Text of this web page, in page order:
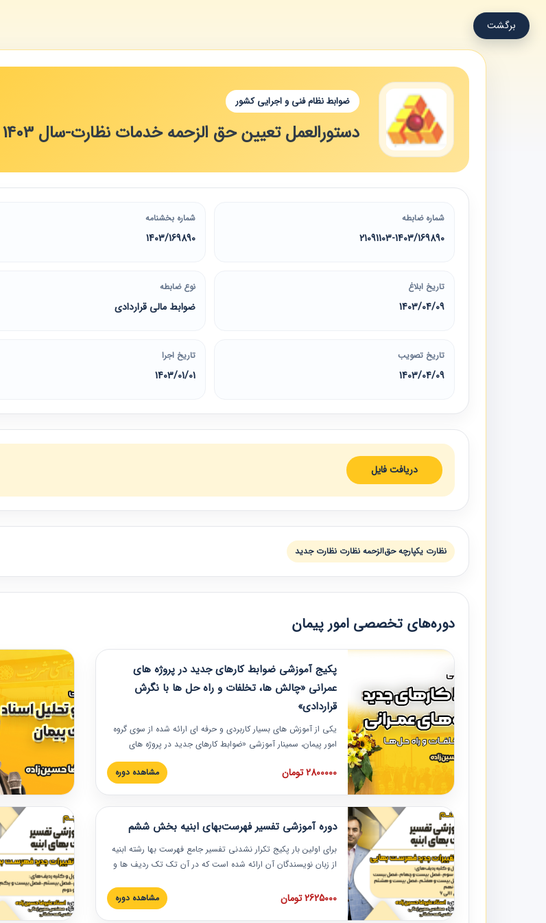
برگشت
ضوابط نظام فنی و اجرایی کشور
دستورالعمل تعیین حق الزحمه خدمات نظارت-سال 1403
شماره ضابطه
21091103-1403/169890
شماره بخشنامه
1403/169890
تاریخ ابلاغ
1403/04/09
نوع ضابطه
ضوابط مالی قراردادی
تاریخ تصویب
1403/04/09
تاریخ اجرا
1403/01/01
دریافت فایل
نظارت يكپارچه حق‌الزحمه نظارت نظارت جديد
دوره‌های تخصصی امور پیمان
پکیج آموزشی ضوابط کارهای جدید در پروژه های
عمرانی «چالش ها، تخلفات و راه حل ها با نگرش
قراردادی»
یکی از آموزش‏‏‏‏‏‏ های بسیار کاربردی و حرفه‏ ای ارائه شده از سوی گروه
امور پیمان، سمینار آموزشی «ضوابط کارهای جدید در پروژه های
عمرانی» چالش ها، تخلفات و راه حل ها با نگرش قراردادی است که
در محل سندیکای شرکت های ساختمانی کشور ارائه شد. در این
به همراه تجربیات عملی ارائه شده است.
2800000 تومان مشاهده دوره
دوره آموزشی تفسیر فهرست‌بهای ابنیه بخش ششم
برای اولین بار پکیج تکرار نشدنی تفسیر جامع فهرست بها رشته ابنیه
از زبان نویسندگان آن ارائه شده است که در آن تک تک ردیف ها و
تصویری بوده و به همراه تصاویر عملیات اجرایی مرتبط با ردیف های
فهرست بها ارائه شده است. این دوره با کلام مهندس
2625000 تومان مشاهده دوره